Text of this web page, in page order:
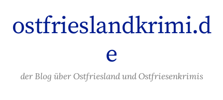
Inhalt
überspringen
ostfrieslandkrimi.d
e
der Blog über Ostfriesland und Ostfriesenkrimis